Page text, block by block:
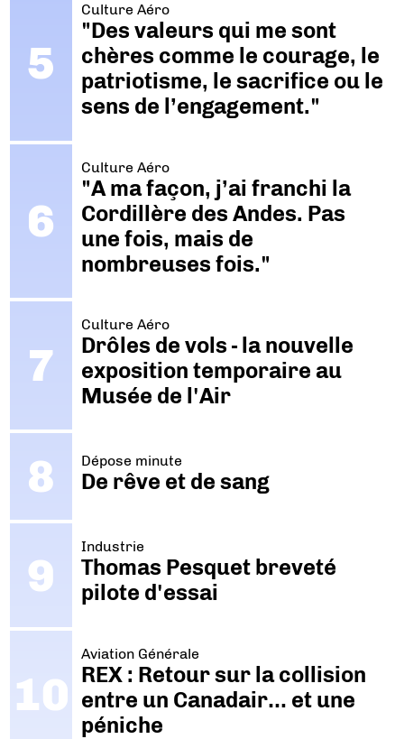
Culture Aéro
"Des valeurs qui me sont
chères comme le courage, le
patriotisme, le sacrifice ou le
sens de l’engagement."
Culture Aéro
"A ma façon, j’ai franchi la
Cordillère des Andes. Pas
une fois, mais de
nombreuses fois."
Culture Aéro
Drôles de vols - la nouvelle
exposition temporaire au
Musée de l'Air
Dépose minute
De rêve et de sang
Industrie
Thomas Pesquet breveté
pilote d'essai
Aviation Générale
REX : Retour sur la collision
entre un Canadair… et une
péniche